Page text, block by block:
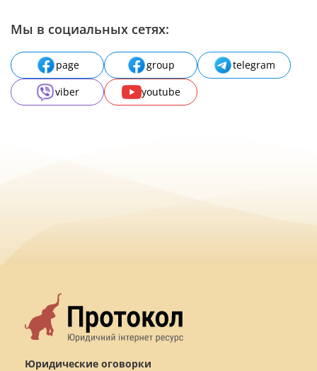
Мы в социальных сетях:
page group
telegram
viber
youtube
Юридические оговорки